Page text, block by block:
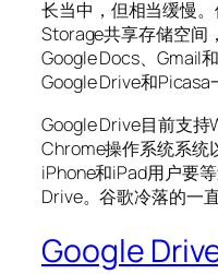
长当中，但相当缓慢
Storage共享存储空间
Google Docs、Gmail
Google Drive和
Google Drive目前支
Chrome操作系统系统
iPhone和iPad用户要
Drive。谷歌冷落的一直
Google